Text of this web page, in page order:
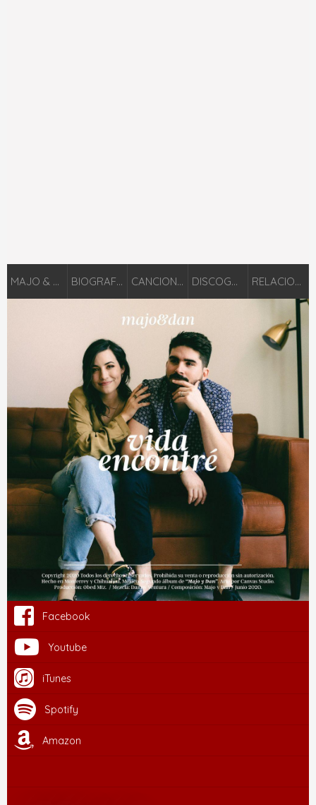
MAJO & DAN BIOGRAFÍA CANCIONES DISCOGRAFÍA RELACIONADOS
Facebook
Youtube
iTunes
Spotify
Amazon